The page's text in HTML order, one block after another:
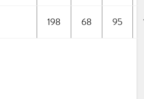
198 68 95